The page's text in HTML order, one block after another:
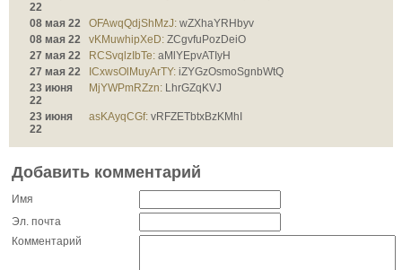
22
08 мая 22 OFAwqQdjShMzJ: wZXhaYRHbyv
08 мая 22
vKMuwhipXeD: ZCgvfuPozDeiO
27 мая 22
RCSvqlzIbTe: aMlYEpvATIyH
27 мая 22
ICxwsOlMuyArTY: iZYGzOsmoSgnbWtQ
23 июня
22
MjYWPmRZzn: LhrGZqKVJ
23 июня
22
asKAyqCGf: vRFZETbtxBzKMhI
Добавить комментарий
Имя
Эл. почта
Комментарий